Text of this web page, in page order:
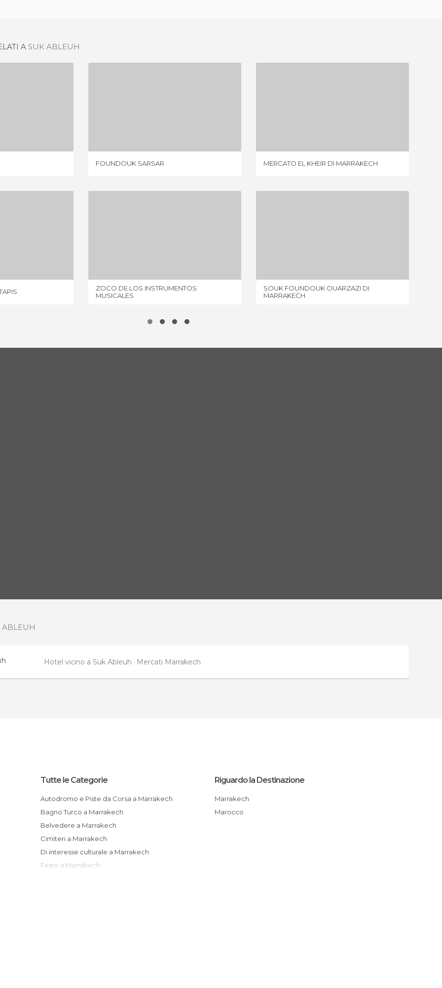
A SUK ABLEUH
FOUNDOUK SARSAR MERCATO EL KHEIR DI MARRAKECH
ZOCO DE LOS INSTRUMENTOS
MUSICALES
SOUK FOUNDOUK OUARZAZI DI
MARRAKECH
ABLEUH
Hotel vicino a Suk Ableuh Mercati Marrakech
Tutte le Categorie
Autodromo e Piste da Corsa a Marrakech
Bagno Turco a Marrakech
Belvedere a Marrakech
Cimiteri a Marrakech
Di interesse culturale a Marrakech
Feste a Marrakech
Riguardo la Destinazione
Marrakech
Marocco